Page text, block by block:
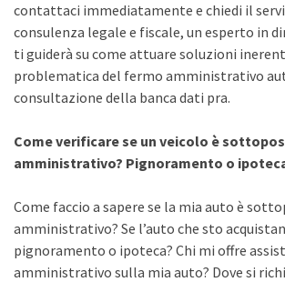
contattaci immediatamente e chiedi il
consulenza legale e fiscale, un esperto in
ti guiderà su come attuare soluzioni
problematica del fermo amministrativo
consultazione della banca dati pra.
Come verificare se un veicolo è
amministrativo? Pignoramento o
Come faccio a sapere se la mia auto è
amministrativo? Se l’auto che sto
pignoramento o ipoteca? Chi mi offre
amministrativo sulla mia auto? Dove si